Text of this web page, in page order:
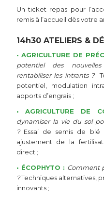
Un ticket repas pour
remis à l’accueil dès votre
14h30 ATELIERS &
• AGRICULTURE DE
potentiel des
rentabiliser les intrants ?
potentiel, modulation
apports d’engrais ;
• AGRICULTURE DE
dynamiser la vie du sol
? Essai de semis de blé
ajustement de la
direct ;
• ÉCOPHYTO : Comment
?Techniques alternatives,
innovants ;